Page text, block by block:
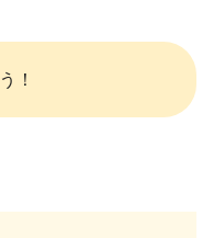
！